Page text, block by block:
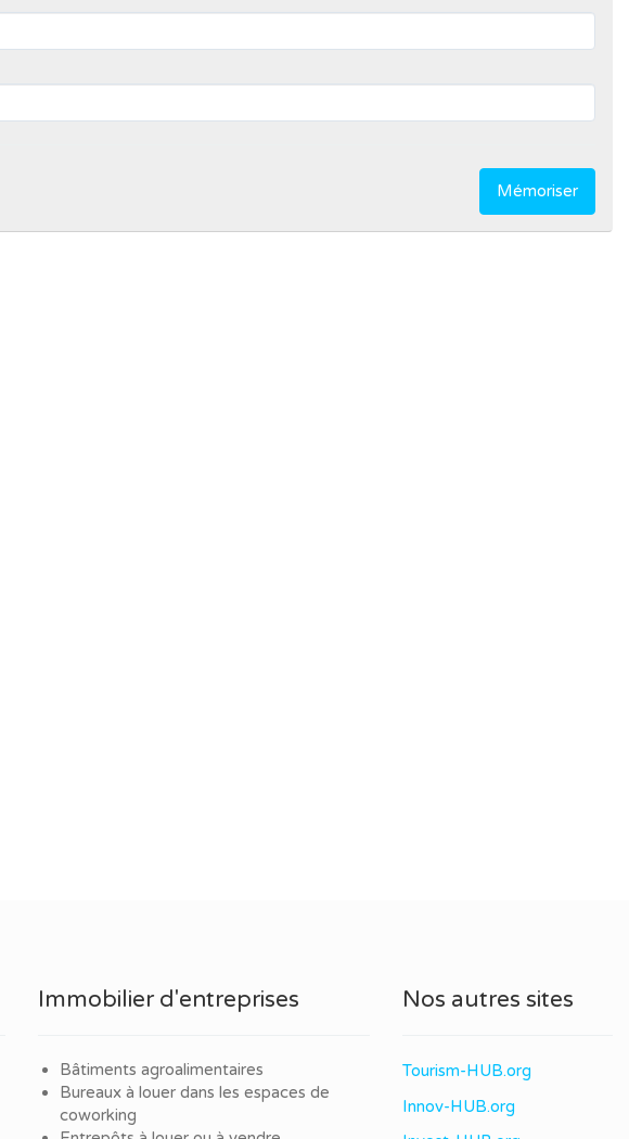
Mémoriser
Immobilier d'entreprises
Bâtiments agroalimentaires
Bureaux à louer dans les espaces de
coworking
Nos autres sites
Tourism-HUB.org
Innov-HUB.org